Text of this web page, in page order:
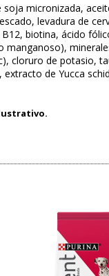
micronizada,
levadura de
biotina, ácido
cloruro de potasio,
de Yucca